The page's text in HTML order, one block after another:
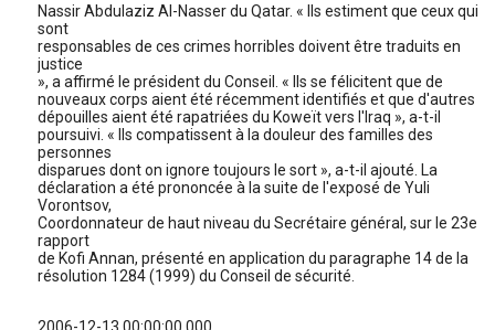
Nassir Abdulaziz Al-Nasser du Qatar. « Ils estiment que ceux qui
sont
responsables de ces crimes horribles doivent être traduits en
justice
», a affirmé le président du Conseil. « Ils se félicitent que de
nouveaux corps aient été récemment identifiés et que d'autres
dépouilles aient été rapatriées du Koweït vers l'Iraq », a-t-il
poursuivi. « Ils compatissent à la douleur des familles des
personnes
disparues dont on ignore toujours le sort », a-t-il ajouté. La
déclaration a été prononcée à la suite de l'exposé de Yuli
Vorontsov,
Coordonnateur de haut niveau du Secrétaire général, sur le 23e
rapport
de Kofi Annan, présenté en application du paragraphe 14 de la
résolution 1284 (1999) du Conseil de sécurité.